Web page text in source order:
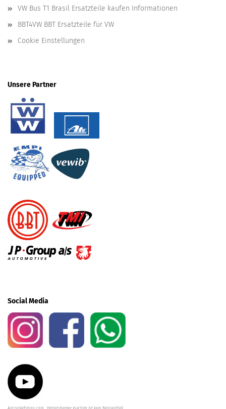
VW Bus T1 Brasil Ersatzteile kaufen Informationen
BBT4VW BBT Ersatzteile für VW
Cookie Einstellungen
Unsere Partner
Social Media